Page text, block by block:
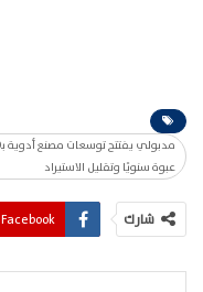
عبوة سنويًا وتقليل الاستيراد
شارك Facebook